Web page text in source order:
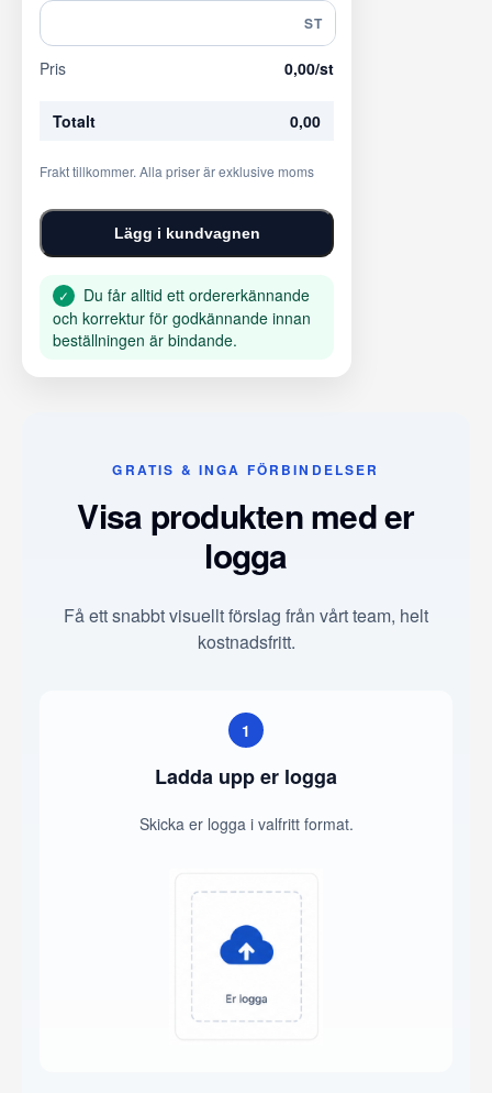
ST
Pris 0,00/st
Totalt 0,00
Frakt tillkommer. Alla priser är exklusive moms
Lägg i kundvagnen
✓
Du får alltid ett ordererkännande
och korrektur för godkännande innan
beställningen är bindande.
GRATIS & INGA FÖRBINDELSER
Visa produkten med er
logga
Få ett snabbt visuellt förslag från vårt team, helt
kostnadsfritt.
1
Ladda upp er logga
Skicka er logga i valfritt format.